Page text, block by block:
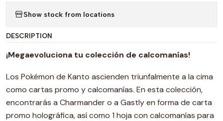
Show stock from locations
DESCRIPTION
¡Megaevoluciona tu colección de calcomanías!
Los Pokémon de Kanto ascienden triunfalmente a la cima
como cartas promo y calcomanías. En esta colección,
encontrarás a Charmander o a Gastly en forma de carta
promo holográfica, así como 1 hoja con calcomanías para